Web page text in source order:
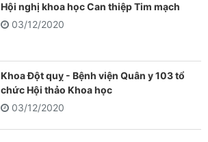
Hội nghị khoa học Can thiệp Tim mạch
03/12/2020
Khoa Đột quỵ - Bệnh viện Quân y 103 tổ
chức Hội thảo Khoa học
03/12/2020